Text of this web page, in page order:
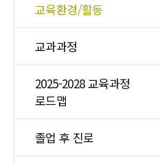
교육환경/활동
교과과정
2025-2028 교육과정
로드맵
졸업 후 진로